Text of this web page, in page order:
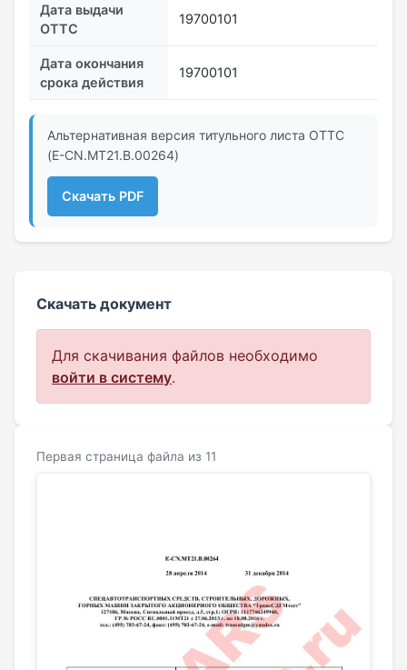
Дата выдачи
ОТТС
19700101
Дата окончания
срока действия
19700101
Альтернативная версия титульного листа ОТТС
(E-CN.MT21.B.00264)
Скачать PDF
Скачать документ
Для скачивания файлов необходимо
войти в систему.
Первая страница файла из 11